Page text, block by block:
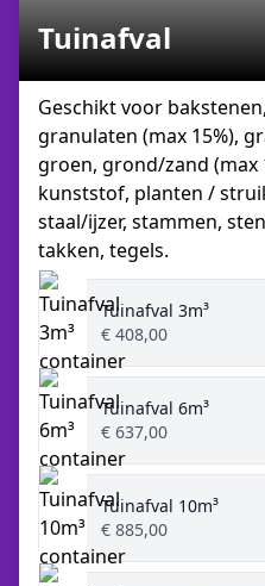
Tuinafval
Geschikt voor
granulaten (max 15%),
groen, grond/zand (max
kunststof, planten /
staal/ijzer, stammen,
takken, tegels.
Tuinafval 3m³
€ 408,00
Tuinafval 6m³
€ 637,00
Tuinafval 10m³
€ 885,00